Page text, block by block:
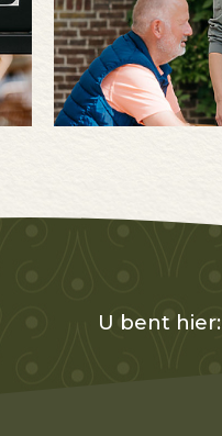
U bent hier: